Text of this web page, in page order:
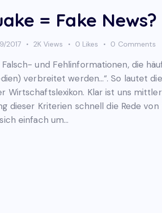
= Fake News?
2017 2K Views 0 Likes 0 Comments
Falsch- und Fehlinformationen, die
verbreitet werden…“. So lautet
Wirtschaftslexikon. Klar ist uns
dieser Kriterien schnell die Rede von
einfach um…